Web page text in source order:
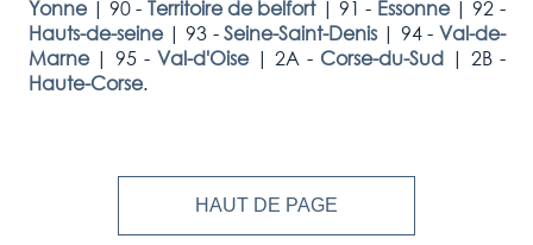
Yonne |90 - Territoire de belfort | 91 - Essonne | 92 -
Hauts-de-seine |93 -Seine-Saint-Denis | 94 - Val-de-
Marne |95 - Val-d'Oise |2A - Corse-du-Sud | 2B -
Haute-Corse.
HAUT DE PAGE